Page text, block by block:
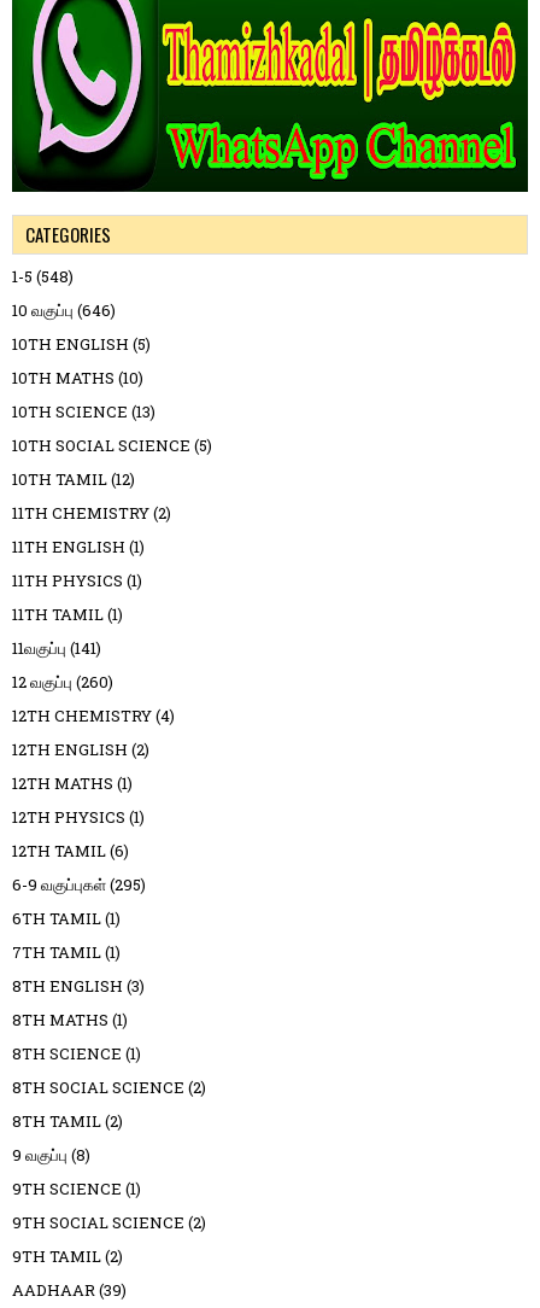
CATEGORIES
1-5 (548)
10 வகுப்பு (646)
10TH ENGLISH (5)
10TH MATHS (10)
10TH SCIENCE (13)
10TH SOCIAL SCIENCE (5)
10TH TAMIL(12)
11TH CHEMISTRY(2)
11TH ENGLISH (1)
11TH PHYSICS (1)
11TH TAMIL(1)
11வகுப்பு (141)
12 வகுப்பு (260)
12TH CHEMISTRY(4)
12TH ENGLISH (2)
12TH MATHS (1)
12TH PHYSICS (1)
12TH TAMIL(6)
6-9 வகுப்புகள்(295)
6TH TAMIL(1)
7TH TAMIL(1)
8TH ENGLISH (3)
8TH MATHS (1)
8TH SCIENCE (1)
8TH SOCIAL SCIENCE (2)
8TH TAMIL(2)
9 வகுப்பு (8)
9TH SCIENCE (1)
9TH SOCIAL SCIENCE (2)
9TH TAMIL(2)
AADHAAR(39)